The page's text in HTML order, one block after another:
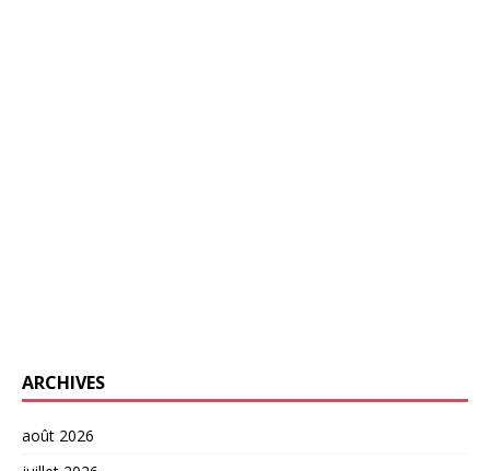
ARCHIVES
août 2026